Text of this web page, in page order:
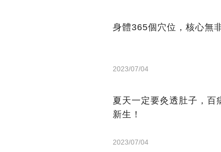
身體365個穴位，核心無
2023/07/04
夏天一定要灸透肚子，百
新生！
2023/07/04